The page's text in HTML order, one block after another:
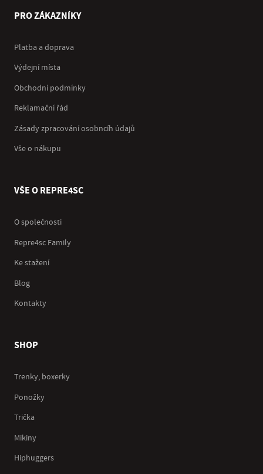
PRO ZÁKAZNÍKY
Platba a doprava
Výdejní místa
Obchodní podmínky
Reklamační řád
Zásady zpracování osobncíh údajů
Vše o nákupu
VŠE O REPRE4SC
O společnosti
Repre4sc Family
Ke stažení
Blog
Kontakty
SHOP
Trenky, boxerky
Ponožky
Trička
Mikiny
Hiphuggers